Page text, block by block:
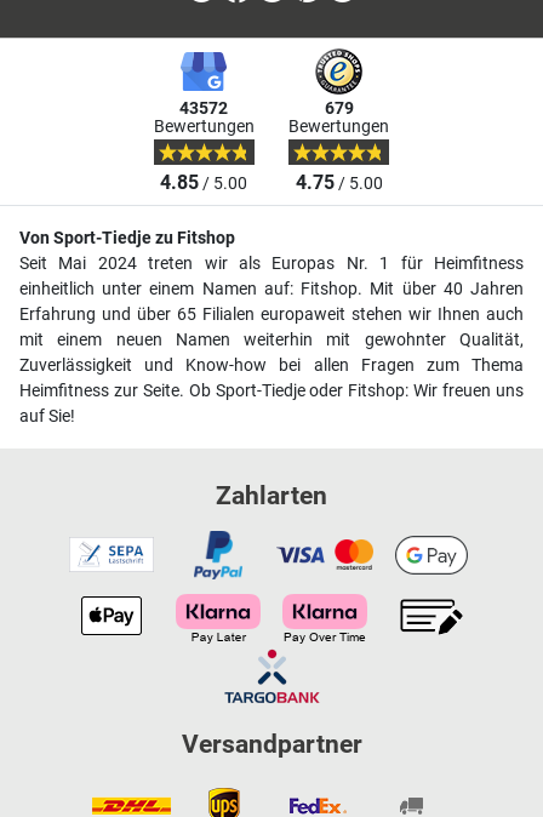
43572
Bewertungen
4.85/ 5.00
679
Bewertungen
4.75/ 5.00
Von Sport-Tiedje zu Fitshop
Seit Mai 2024 treten wir als Europas Nr. 1 für Heimfitness
einheitlich unter einem Namen auf: Fitshop. Mit über 40 Jahren
Erfahrung und über 65 Filialen europaweit stehen wir Ihnen auch
mit einem neuen Namen weiterhin mit gewohnter Qualität,
Zuverlässigkeit und Know-how bei allen Fragen zum Thema
Heimfitness zur Seite. Ob Sport-Tiedje oder Fitshop: Wir freuen uns
auf Sie!
Zahlarten
Versandpartner